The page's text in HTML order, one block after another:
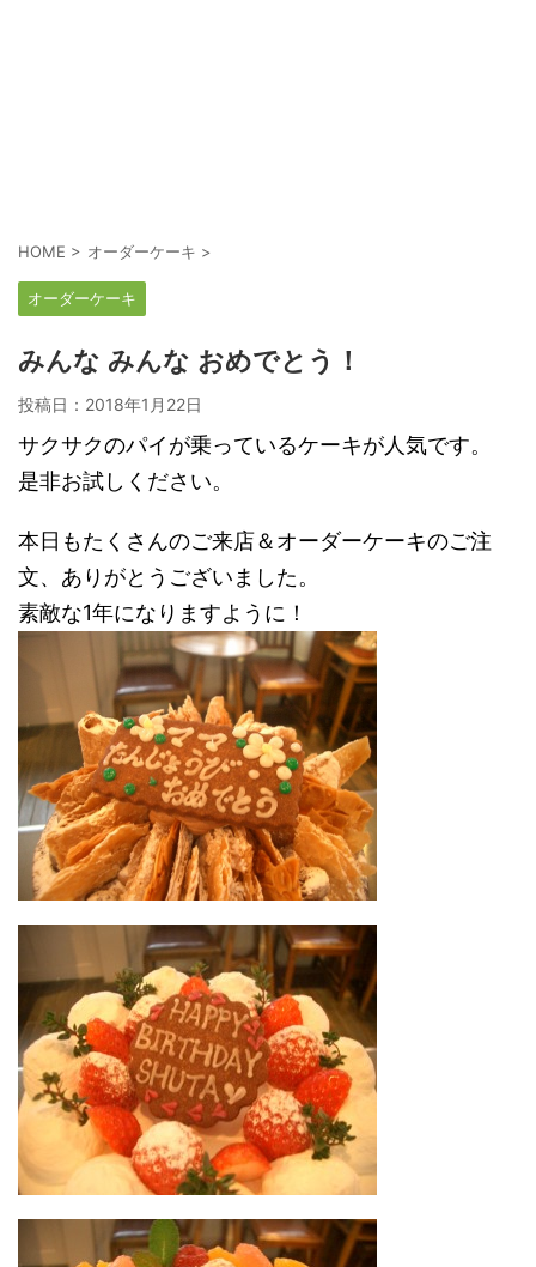
HOME > オーダーケーキ >
オーダーケーキ
みんな みんな おめでとう！
投稿日： 2018年1月22日
サクサクのパイが乗っているケーキが人気です。
是非お試しください。
本日もたくさんのご来店＆オーダーケーキのご注
文、ありがとうございました。
素敵な1年になりますように！